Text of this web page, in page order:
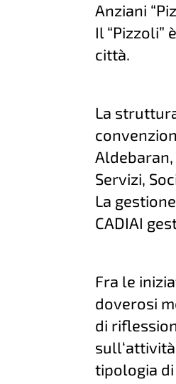
Anziani
Il “Pizzoli”
città.
La
Servizi,
La
CADIAI
Fra le
doverosi
di
tipologia